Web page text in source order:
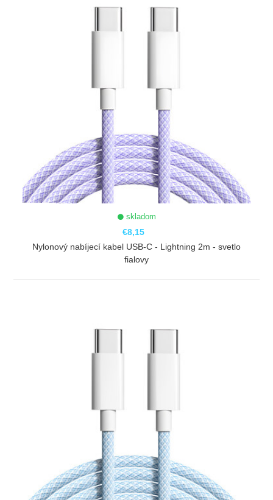
skladom
€8,15
Nylonový nabíjecí kabel USB-C - Lightning 2m - svetlo
fialovy